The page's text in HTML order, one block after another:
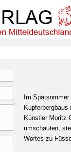
Im
Künstler Moritz
umschauten,
Wortes zu